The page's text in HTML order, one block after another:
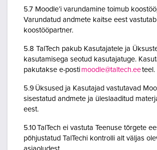
5.7 Moodle’i varundamine toimub
Varundatud andmete kaitse eest vastutab
koostööpartner.
5.8 TalTech pakub Kasutajatele ja
kasutamisega seotud kasutajatuge.
pakutakse e-posti moodle@taltech.eeteel.
5.9 Üksused ja Kasutajad vastutavad
sisestatud andmete ja üleslaaditud
eest.
5.10 TalTech ei vastuta Teenuse tõrgete
põhjustatud TalTechi kontrolli alt väljas